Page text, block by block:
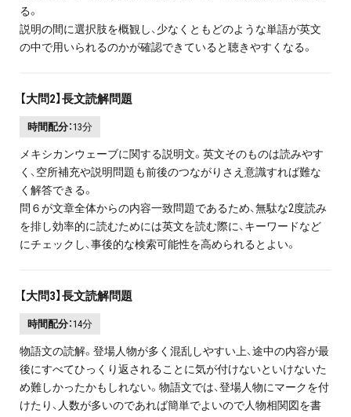
る。
説明の間に選択肢を概観し、少なくともどのような単語が英文
の中で用いられるのかが確認できていると聴きやすくなる。
【大問2】長文読解問題
時間配分：13分
メキシカンウェーブに関する説明文。英文そのものは読みやす
く、空所補充や説明問題も前後のつながりさえ意識すれば難な
く解答できる。
問６が文章全体からの内容一致問題であるため、無駄な2度読み
を排し効率的に読むためには英文を読む際に、キーワードなど
にチェックし、事後的な検索可能性を高められるとよい。
【大問3】長文読解問題
時間配分：14分
物語文の読解。登場人物が多く混乱しやすい上、途中の内容が最
後にすべてひっくり返されることに気が付けないといけないた
め難しかったかもしれない。物語文では、登場人物にマークを付
けたり、人数が多いのであれば簡単でよいので人物相関図を書